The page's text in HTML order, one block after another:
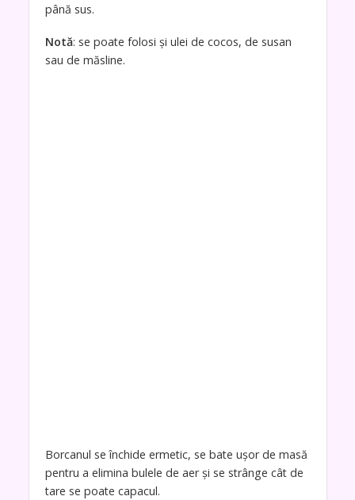
până sus.
Notă: se poate folosi și ulei de cocos, de susan
sau de măsline.
Borcanul se închide ermetic, se bate ușor de masă
pentru a elimina bulele de aer și se strânge cât de
tare se poate capacul.